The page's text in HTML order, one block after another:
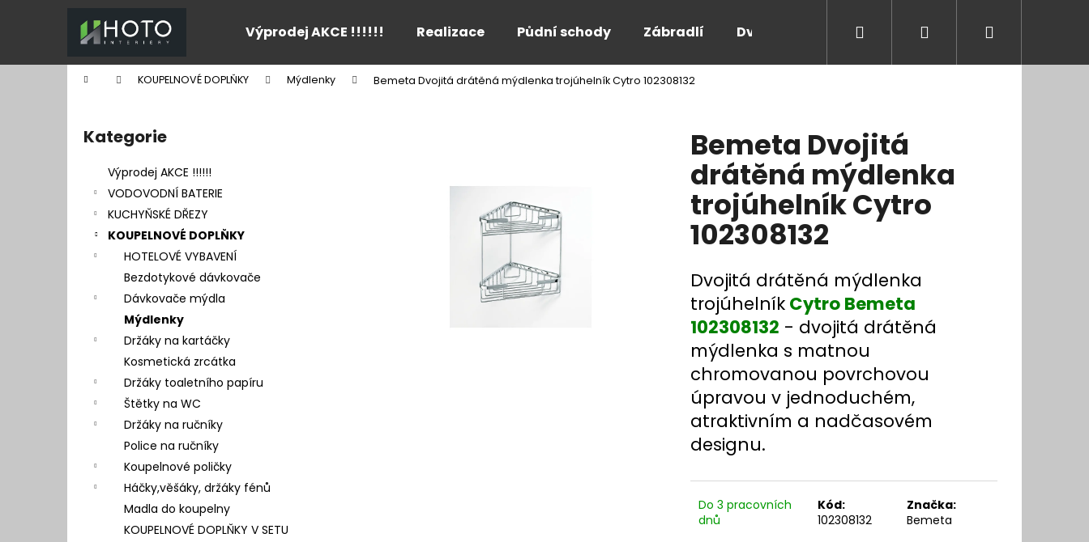
Výprodej AKCE !!!!!! Realizace Půdní schody Zábradlí Dveře a zárubně Kontakt Blog
Přihlášení
Domů KOUPELNOVÉ DOPLŇKY Mýdlenky Bemeta Dvojitá drátěná mýdlenka trojúhelník Cytro 102308132
Přeskočit
kategorie
Kategorie
Výprodej AKCE !!!!!!
VODOVODNÍ BATERIE
KUCHYŇSKÉ DŘEZY
KOUPELNOVÉ DOPLŇKY
HOTELOVÉ VYBAVENÍ
Bezdotykové dávkovače
Dávkovače mýdla
Mýdlenky
Držáky na kartáčky
Kosmetická zrcátka
Držáky toaletního papíru
Štětky na WC
Držáky na ručníky
Police na ručníky
Koupelnové poličky
Háčky,věšáky, držáky fénů
Madla do koupelny
KOUPELNOVÉ DOPLŇKY V SETU
Bemeta Dvojitá
drátěná mýdlenka
trojúhelník Cytro
102308132
Dvojitá drátěná mýdlenka
trojúhelník Cytro Bemeta
102308132 - dvojitá drátěná
mýdlenka s matnou
chromovanou povrchovou
úpravou v jednoduchém,
atraktivním a nadčasovém
designu.
Do 3 pracovních
dnů
Kód:
102308132
Značka:
Bemeta
í
Zpět
do
Zpět
do
Co potřebujete najít?
Doporučujeme